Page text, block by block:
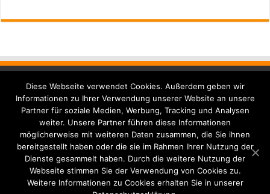
Seiten
Datenschutzerklärung
Impressum
Diese Webseite verwendet Cookies. Außerdem geben wir
Informationen zu Ihrer Verwendung unserer Website an unsere
Partner für soziale Medien, Werbung, Tracking und Analysen
weiter. Unsere Partner führen diese Informationen
möglicherweise mit weiteren Daten zusammen, die Sie ihnen
bereitgestellt haben oder die sie im Rahmen Ihrer Nutzung der
Dienste gesammelt haben. Durch die weitere Nutzung der
Webseite stimmen Sie der Verwendung von Cookies zu.
Weitere Informationen zu Cookies erhalten Sie in unserer